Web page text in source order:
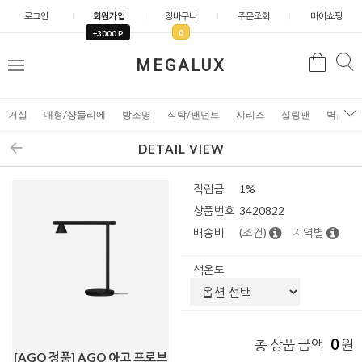
로그인 회원가입
+3000 P
장바구니
0
주문조회 마이쇼핑
MEGALUX
메
검
거실 대형/샹들리에 방조명 식탁/팬던트 시리즈 실링팬 벽조명
DETAIL VIEW
[AGO 정품] AGO 아고 프로브
적립금
1%
상품번호 3420822
배송비
(조건) 지역별
색온도
총 상품 금액 0원